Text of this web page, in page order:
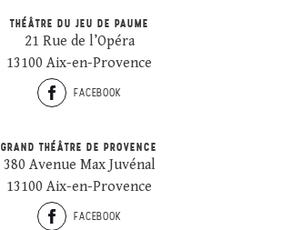
THÉÂTRE DU JEU DE PAUME
21 Rue de l’Opéra
13100 Aix-en-Provence
FACEBOOK
GRAND THÉÂTRE DE PROVENCE
380 Avenue Max Juvénal
13100 Aix-en-Provence
FACEBOOK